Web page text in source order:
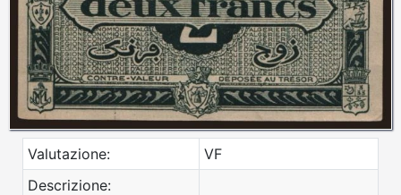
Valutazione:
VF
Descrizione: